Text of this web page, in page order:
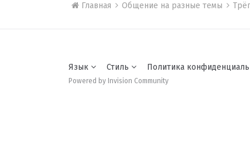
Главная Общение на разные темы
Язык Стиль Политика
Powered by Invision Community